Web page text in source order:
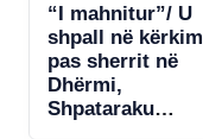
“I mahnitur”/ U
shpall në kërkim
pas sherrit në
Dhërmi,
Shpataraku